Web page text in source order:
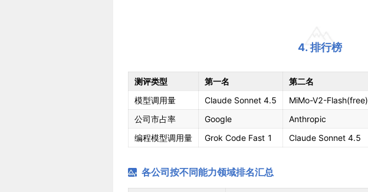
4. 排行榜
测评类型 第一名 第二名
模型调用量
Claude Sonnet 4.5 MiMo-V2-Flash(free)
公司市占率
Google Anthropic
编程模型调用量
Grok Code Fast 1 Claude Sonnet 4.5
各公司按不同能力领域排名汇总